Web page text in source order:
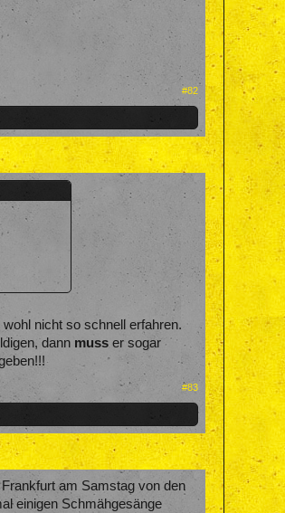
#82
nicht so schnell erfahren.
dann musser sogar
#83
am Samstag von den
einigen Schmähgesänge